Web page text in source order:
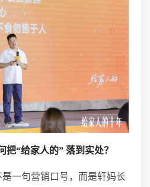
把“给家人的” 落到实处？
是一句营销口号，而是轩妈长